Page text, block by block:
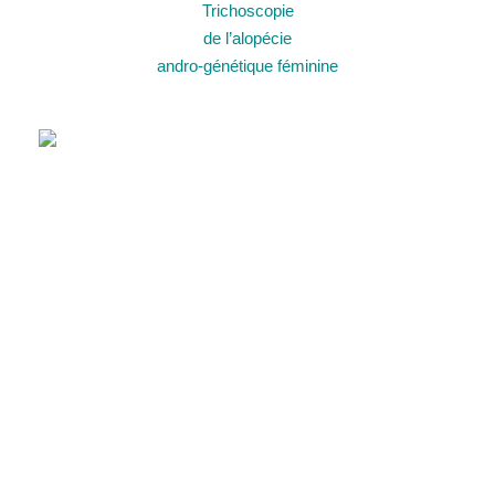
Trichoscopie
de l’alopécie
andro-génétique féminine